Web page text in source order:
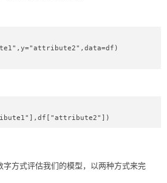
方式评估我们的模型，以两种方式来完